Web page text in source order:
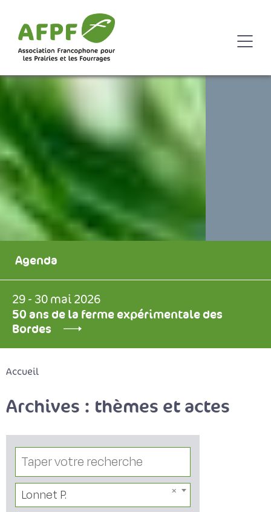
Agenda
29 - 30 mai 2026
50 ans de la ferme expérimentale des
Bordes
Accueil
Archives : thèmes et actes
Lonnet P.